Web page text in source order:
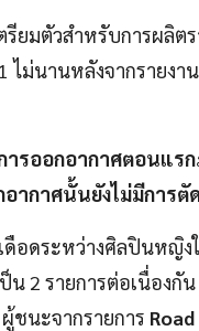
รียมตัวสำหรับการผลิต
ม่นานหลังจากรายงา
รออกอากาศตอนแร
ากาศนั้นยังไม่มีการตั
อดระหว่างศิลปินหญิงใ
2 รายการต่อเนื่องกั
ผู้ชนะจากรายการ